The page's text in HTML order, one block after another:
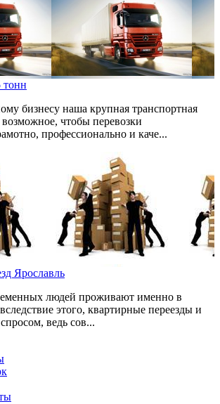
тонн
бизнесу наша крупная транспортная
чтобы перевозки
профессионально и каче...
Ярославль
людей проживают именно в
этого, квартирные переезды и
ведь сов...